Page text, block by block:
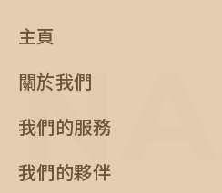
主頁
關於我們
我們的服務
我們的夥伴